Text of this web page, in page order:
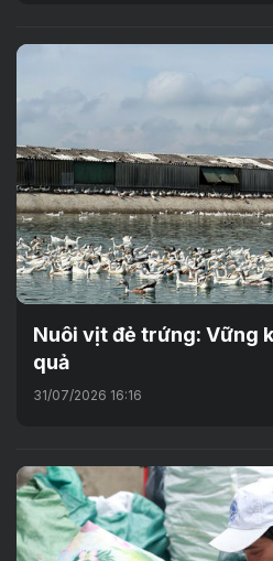
Nuôi vịt đẻ trứng: Vững
quả
31/07/2026 16:16